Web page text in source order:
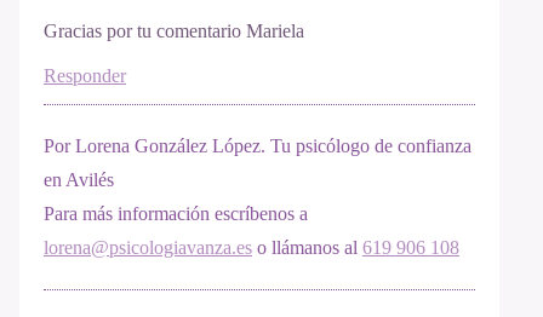
Gracias por tu comentario Mariela
Responder
Por Lorena González López. Tu psicólogo de confianza
en Avilés
Para más información escríbenos a
lorena@psicologiavanza.es o llámanos al 619 906 108